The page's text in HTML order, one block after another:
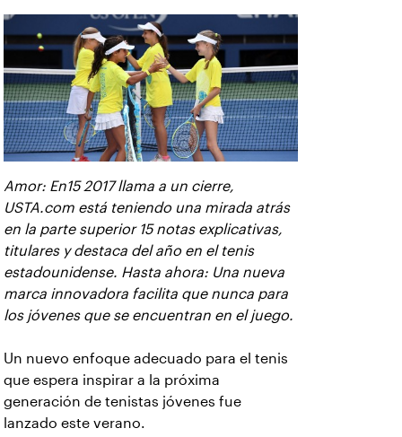
Amor: En15 2017 llama a un cierre,
USTA.com está teniendo una mirada atrás
en la parte superior 15 notas explicativas,
titulares y destaca del año en el tenis
estadounidense. Hasta ahora: Una nueva
marca innovadora facilita que nunca para
los jóvenes que se encuentran en el juego.
Un nuevo enfoque adecuado para el tenis
que espera inspirar a la próxima
generación de tenistas jóvenes fue
lanzado este verano.